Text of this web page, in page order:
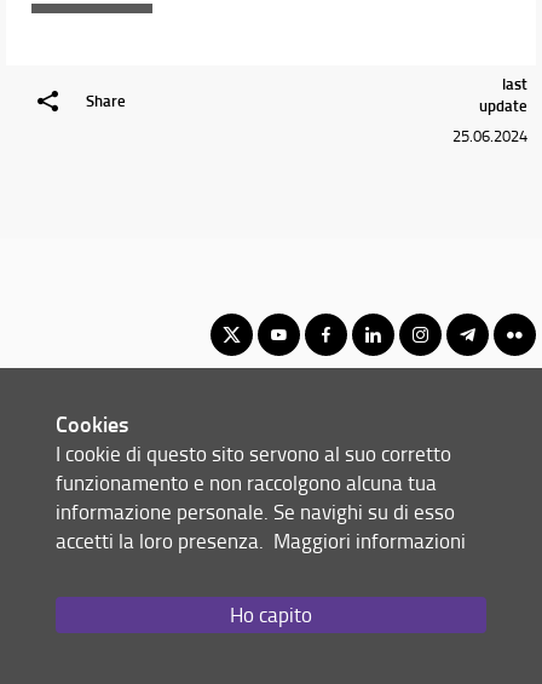
Share
last
update
25.06.2024
© Copyright 2012-2026 Università degli Studi di Firenze UNIFI
P.IVA/Cod.Fis 01279680480
Via Laura, 48 - 50121 Firenze (FI)
Email:scuola(AT)st-umaform.unifi.it
Cookies
I cookie di questo sito servono al suo corretto
funzionamento e non raccolgono alcuna tua
informazione personale. Se navighi su di esso
accetti la loro presenza. Maggiori informazioni
Ho capito